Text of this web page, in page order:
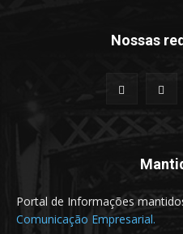
Nossas
Portal de Informações
Comunicação Empresarial.